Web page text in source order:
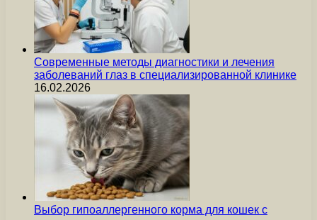
Современные методы диагностики и лечения
заболеваний глаз в специализированной клинике
16.02.2026
Выбор гипоаллергенного корма для кошек с